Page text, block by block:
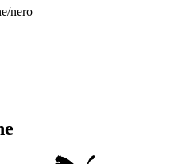
nero